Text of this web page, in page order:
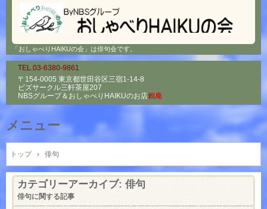
「おしゃべりHAIKUの会」は俳句会です。
TEL.03-6380-9861
〒154-0005 東京都世田谷区三宿1-14-8
ビズサークル三軒茶屋207
NBSグループ＆ おしゃべりHAIKUのお店鶫庵
メニュー
コ
ン
テ
ン
へ
トップ › 俳句
カテゴリーアーカイブ: 俳句
俳句に関する記事